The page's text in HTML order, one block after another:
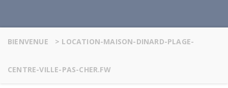
BIENVENUE > LOCATION-MAISON-DINARD-PLAGE-
CENTRE-VILLE-PAS-CHER.FW